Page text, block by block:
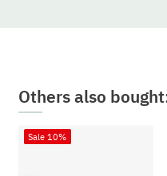
Others also
Sale 10%